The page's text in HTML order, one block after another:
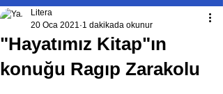
"Hayatımız Kitap"ın
konuğu Ragıp Zarakolu
Litera
20 Oca 2021 1 dakikada okunur